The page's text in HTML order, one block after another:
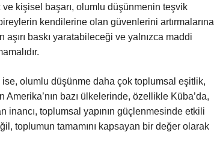
kişisel başarı, olumlu düşünmenin teşvik
kendilerine olan güvenlerini artırmalarına
baskı yaratabileceği ve yalnızca maddi
olumlu düşünme daha çok toplumsal eşitlik,
bazı ülkelerinde, özellikle Küba’da,
toplumsal yapının güçlenmesinde etkili
toplumun tamamını kapsayan bir değer olarak